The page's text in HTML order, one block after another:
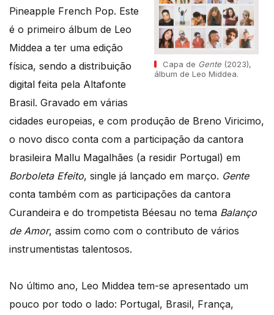
Capa de Gente (2023),
álbum de Leo Middea.
Pineapple French Pop. Este
é o primeiro álbum de Leo
Middea a ter uma edição
física, sendo a distribuição
digital feita pela Altafonte
Brasil. Gravado em várias
cidades europeias, e com produção de Breno Viricimo,
o novo disco conta com a participação da cantora
brasileira Mallu Magalhães (a residir Portugal) em
Borboleta Efeito, single já lançado em março. Gente
conta também com as participações da cantora
Curandeira e do trompetista Béesau no tema Balanço
de Amor, assim como com o contributo de vários
instrumentistas talentosos.
No último ano, Leo Middea tem-se apresentado um
pouco por todo o lado: Portugal, Brasil, França,